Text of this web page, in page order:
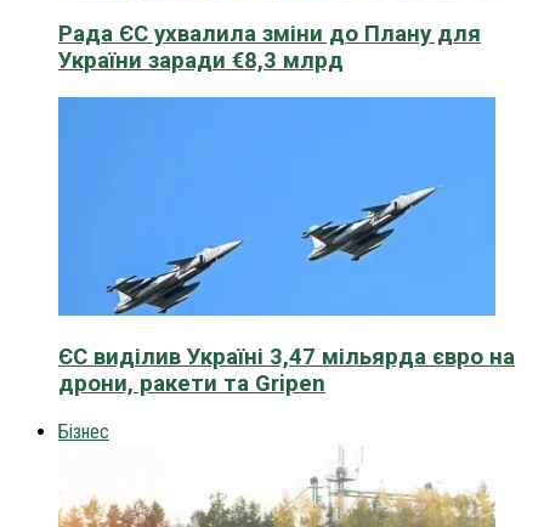
Рада ЄС ухвалила зміни до Плану для
України заради €8,3 млрд
ЄС виділив Україні 3,47 мільярда євро на
дрони, ракети та Gripen
Бізнес